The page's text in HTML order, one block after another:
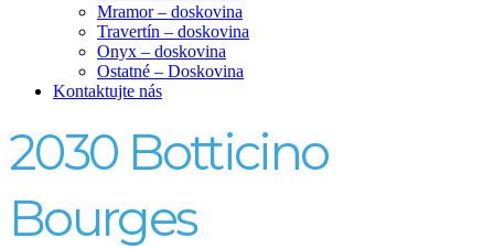
Mramor – doskovina
Travertín – doskovina
Onyx – doskovina
Ostatné – Doskovina
Kontaktujte nás
2030 Botticino
Bourges